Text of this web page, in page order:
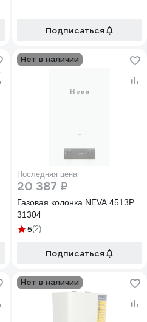
Подписаться
Нет в наличии
Последняя цена
20 387 ₽
Газовая колонка NEVA 4513Р
31304
5(2)
Подписаться
Нет в наличии